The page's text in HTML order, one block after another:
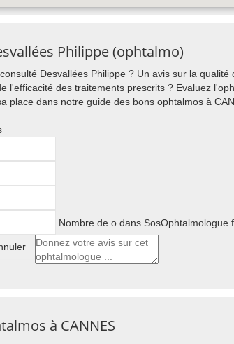
Philippe (ophtalmo)
Desvallées Philippe ? Un avis sur la qualité
l'efficacité des traitements prescrits ? Evaluez
place dans notre guide des bons ophtalmos à
Nombre de o dans
à CANNES